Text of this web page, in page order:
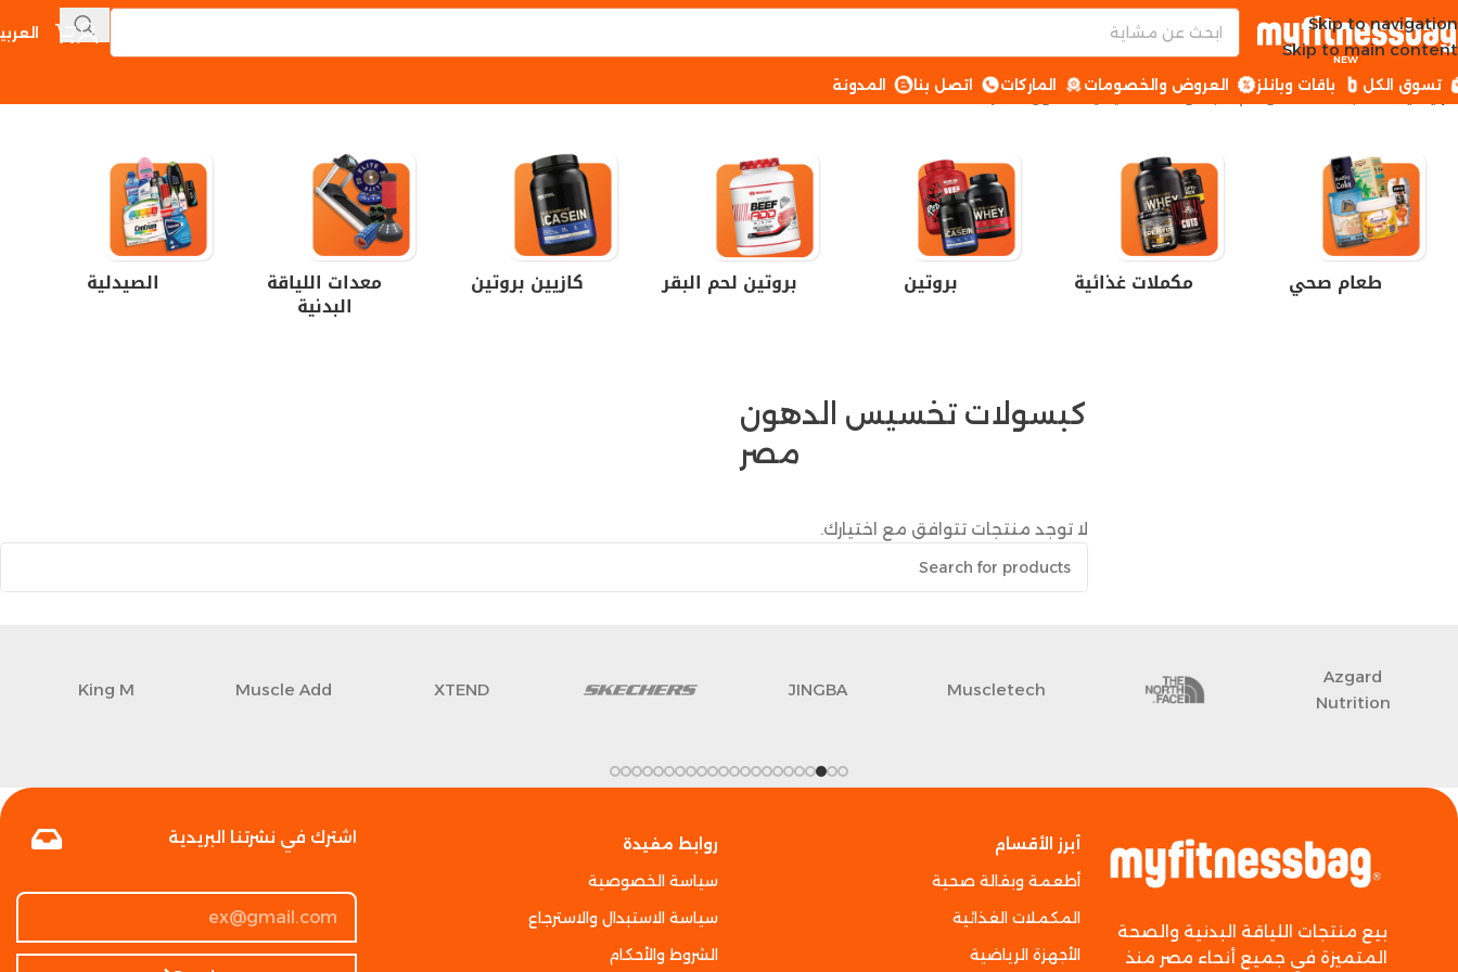
Skip to navigation
Skip to main content
تسوق الكل باقات وبانلز
NEW
العروض والخصومات الماركات اتصل بنا المدونة الرئيسية منتجات تحت الوسم “كبسولات تخسيس الدهون مصر”
طعام صحي مكملات غذائية بروتين بروتين لحم البقر كازيين بروتين معدات اللياقة
البدنية
الصيدلية
كبسولات تخسيس الدهون
مصر
لا توجد منتجات تتوافق مع اختيارك.
Azgard
Nutrition
Muscletech
JINGBA
XTEND
Muscle Add
King M
بيع منتجات اللياقة البدنية والصحة
المتميزة في جميع أنحاء مصر منذ
أبرز الأقسام
أطعمة وبقالة صحية
المكملات الغذائية
الأجهزة الرياضية
روابط مفيدة
سياسة الخصوصية
سياسة الاستبدال والاسترجاع
الشروط والأحكام
اشترك في نشرتنا البريدية